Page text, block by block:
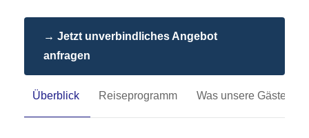
→ Jetzt unverbindliches Angebot
anfragen
Überblick Reiseprogramm Was unsere Gäste